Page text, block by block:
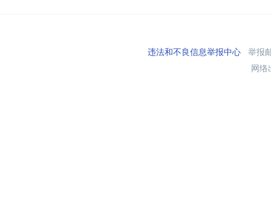
违法和不良信息举报中心举报
网